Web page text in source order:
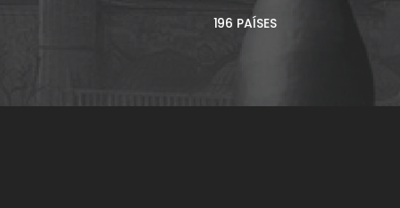
196 PAÍSES